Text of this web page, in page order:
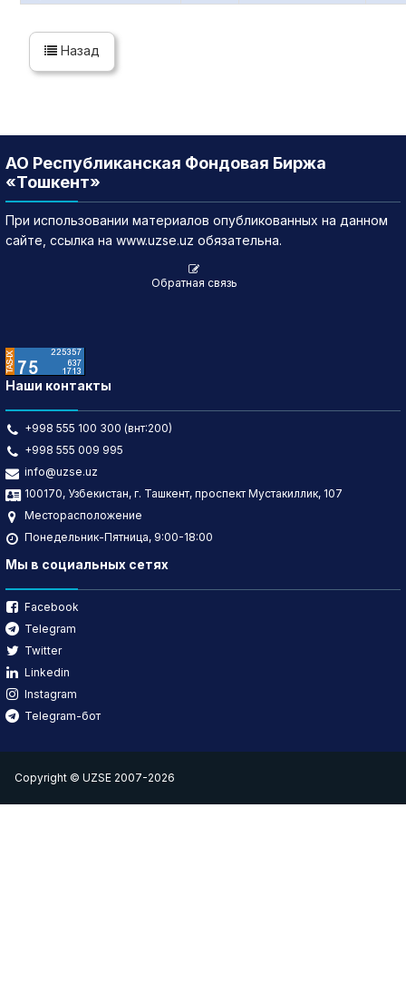
Назад
АО Республиканская Фондовая Биржа
«Тошкент»
При использовании материалов опубликованных на данном
сайте, ссылка на www.uzse.uz обязательна.
Обратная связь
Наши контакты
+998 555 100 300 (внт:200)
+998 555 009 995
info@uzse.uz
100170, Узбекистан, г. Ташкент, проспект Мустакиллик, 107
Месторасположение
Понедельник-Пятница, 9:00-18:00
Мы в социальных сетях
Facebook
Telegram
Twitter
Linkedin
Instagram
Telegram-бот
Copyright © UZSE 2007-2026